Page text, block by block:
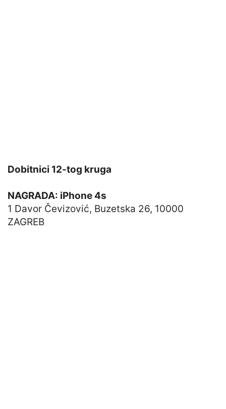
Dobitnici 12-tog kruga
NAGRADA: iPhone 4s
1 Davor Čevizović, Buzetska 26, 10000
ZAGREB